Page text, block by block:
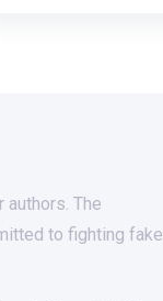
The
to fighting fake